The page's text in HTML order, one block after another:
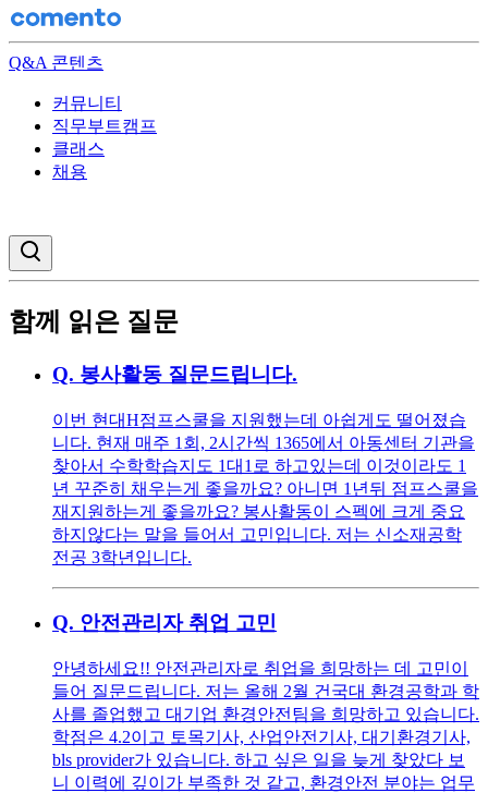
Q&A 콘텐츠
커뮤니티
직무부트캠프
클래스
채용
함께 읽은 질문
Q. 봉사활동 질문드립니다.
이번 현대H점프스쿨을 지원했는데 아쉽게도 떨어졌습
니다. 현재 매주 1회, 2시간씩 1365에서 아동센터 기관을
찾아서 수학학습지도 1대1로 하고있는데 이것이라도 1
년 꾸준히 채우는게 좋을까요? 아니면 1년뒤 점프스쿨을
재지원하는게 좋을까요? 봉사활동이 스펙에 크게 중요
하지않다는 말을 들어서 고민입니다. 저는 신소재공학
전공 3학년입니다.
Q. 안전관리자 취업 고민
안녕하세요!! 안전관리자로 취업을 희망하는 데 고민이
들어 질문드립니다. 저는 올해 2월 건국대 환경공학과 학
사를 졸업했고 대기업 환경안전팀을 희망하고 있습니다.
학점은 4.2이고 토목기사, 산업안전기사, 대기환경기사,
bls provider가 있습니다. 하고 싶은 일을 늦게 찾았다 보
니 이력에 깊이가 부족한 것 같고, 환경안전 분야는 업무